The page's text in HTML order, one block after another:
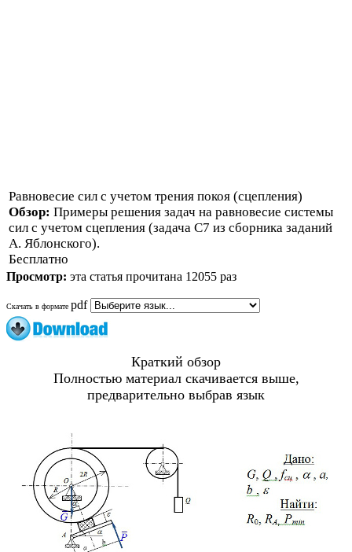
Равновесие сил с учетом трения покоя (сцепления)
Обзор: Примеры решения задач на равновесие системы
сил с учетом сцепления (задача С7 из сборника заданий
А. Яблонского).
Бесплатно
Просмотр: эта статья прочитана 12055 раз
Скачать в формате pdf
Краткий обзор
Полностью материал скачивается выше,
предварительно выбрав язык